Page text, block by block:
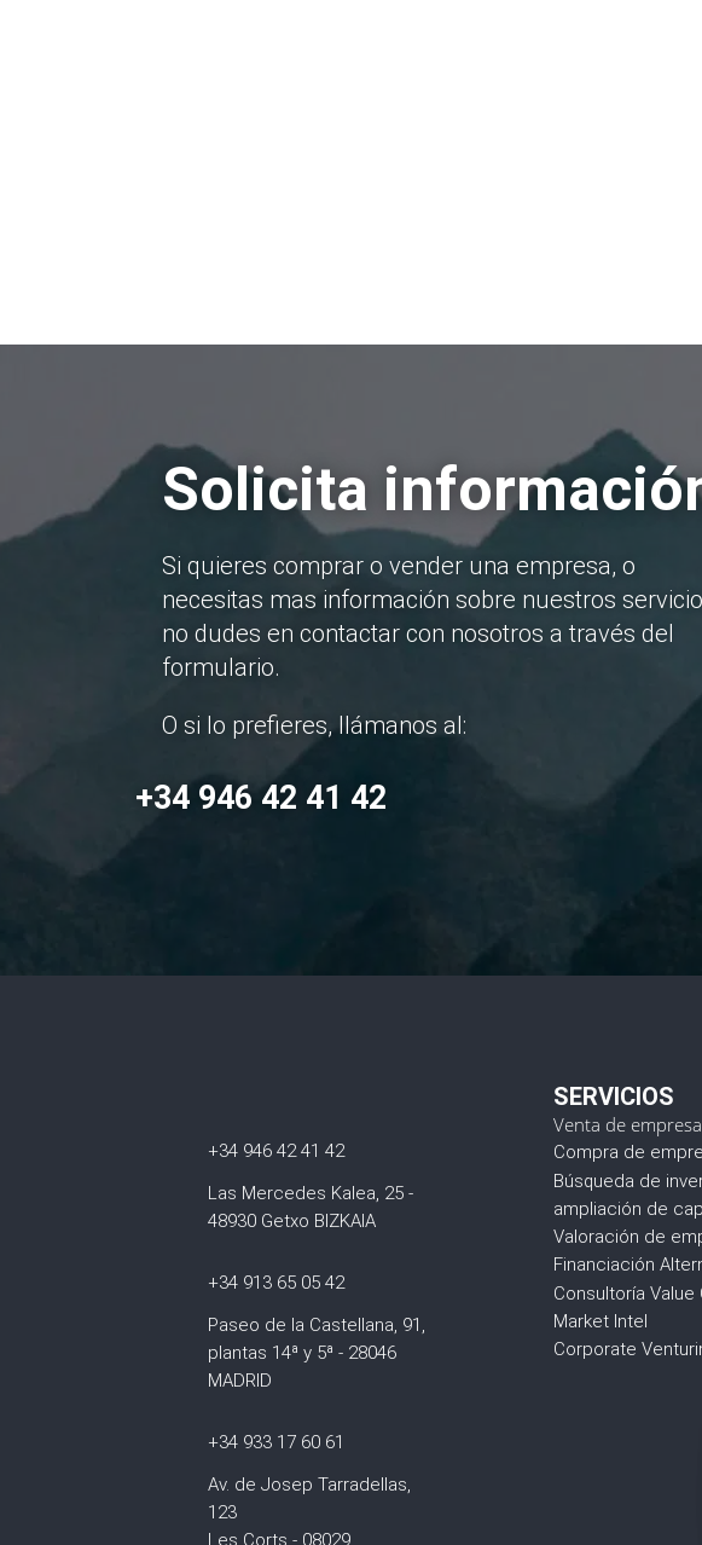
Solicita
Si quieres comprar o vender una empresa, o
necesitas mas información sobre nuestros
no dudes en contactar con nosotros a través del
formulario.
O si lo prefieres, llámanos al:
+34 946 42 41 42
+34 946 42 41 42
Las Mercedes Kalea, 25 -
48930 Getxo BIZKAIA
+34 913 65 05 42
Paseo de la Castellana, 91,
plantas 14ª y 5ª - 28046
MADRID
+34 933 17 60 61
Av. de Josep Tarradellas,
123
Les Corts - 08029
SERVICIOS
Venta de
Compra de
Búsqueda de
ampliación de
Valoración de
Financiación
Consultoría Value
Market Intel
Corporate